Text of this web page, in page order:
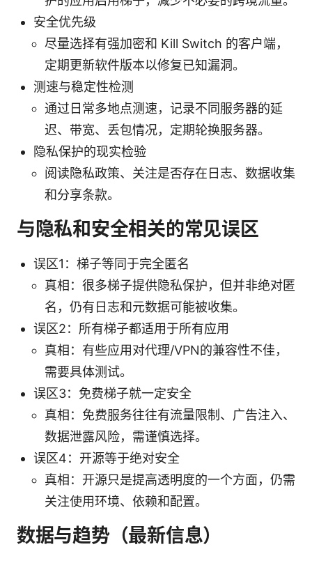
安全优先级
尽量选择有强加密和 Kill Switch 的客户端，
定期更新软件版本以修复已知漏洞。
测速与稳定性检测
通过日常多地点测速，记录不同服务器的延
迟、带宽、丢包情况，定期轮换服务器。
隐私保护的现实检验
阅读隐私政策、关注是否存在日志、数据收集
和分享条款。
与隐私和安全相关的常见误区
误区1：梯子等同于完全匿名
真相：很多梯子提供隐私保护，但并非绝对匿
名，仍有日志和元数据可能被收集。
误区2：所有梯子都适用于所有应用
真相：有些应用对代理/VPN的兼容性不佳，
需要具体测试。
误区3：免费梯子就一定安全
真相：免费服务往往有流量限制、广告注入、
数据泄露风险，需谨慎选择。
误区4：开源等于绝对安全
真相：开源只是提高透明度的一个方面，仍需
关注使用环境、依赖和配置。
数据与趋势（最新信息）